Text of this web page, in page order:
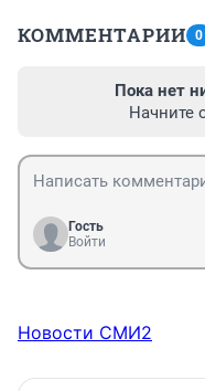
КОММЕНТАРИИ 0
Пока нет
Начните
Гость
Войти
Новости СМИ2